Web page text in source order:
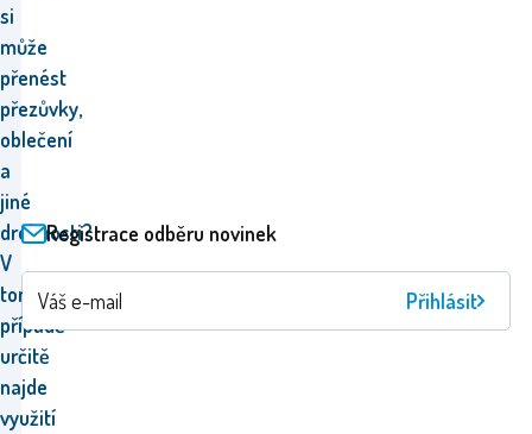
si
může
přenést
přezůvky,
oblečení
a
jiné
drobnosti?
V
tom
případě
určitě
najde
využití
Registrace odběru novinek
Přihlásit